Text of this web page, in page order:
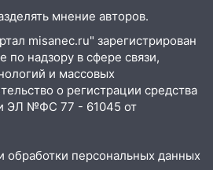
потребовала
оценил работу
Тагай больше не
мнение авторов.
misanec.ru" зарегистрирован
по надзору в сфере связи,
и массовых
о регистрации средства
ЭЛ №ФС 77 - 61045 от
обработки персональных данных